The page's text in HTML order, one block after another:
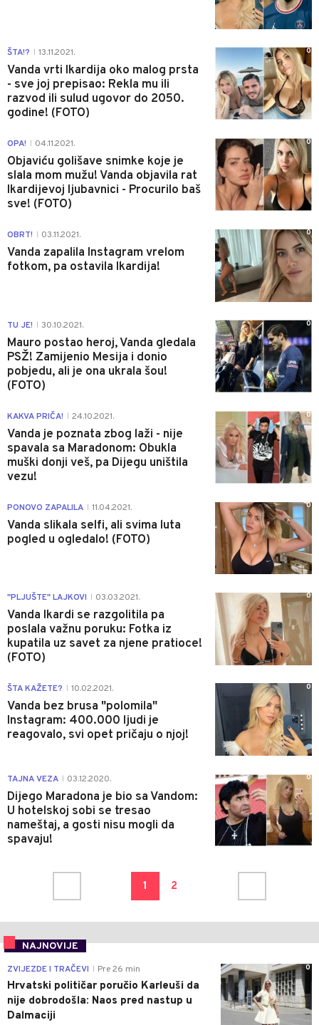
ŠTA!? 13.11.2021.
Vanda vrti Ikardija oko malog prsta
- sve joj prepisao: Rekla mu ili
razvod ili sulud ugovor do 2050.
godine! (FOTO)
0
OPA! 04.11.2021.
Objaviću golišave snimke koje je
slala mom mužu! Vanda objavila rat
Ikardijevoj ljubavnici - Procurilo baš
sve! (FOTO)
0
OBRT! 03.11.2021.
Vanda zapalila Instagram vrelom
fotkom, pa ostavila Ikardija!
0
TU JE! 30.10.2021.
Mauro postao heroj, Vanda gledala
PSŽ! Zamijenio Mesija i donio
pobjedu, ali je ona ukrala šou!
(FOTO)
0
KAKVA PRIČA! 24.10.2021.
Vanda je poznata zbog laži - nije
spavala sa Maradonom: Obukla
muški donji veš, pa Dijegu uništila
vezu!
0
PONOVO ZAPALILA 11.04.2021.
Vanda slikala selfi, ali svima luta
pogled u ogledalo! (FOTO)
0
"PLJUŠTE" LAJKOVI 03.03.2021.
Vanda Ikardi se razgolitila pa
poslala važnu poruku: Fotka iz
kupatila uz savet za njene pratioce!
(FOTO)
0
ŠTA KAŽETE? 10.02.2021.
Vanda bez brusa "polomila"
Instagram: 400.000 ljudi je
reagovalo, svi opet pričaju o njoj!
0
TAJNA VEZA 03.12.2020.
Dijego Maradona je bio sa Vandom:
U hotelskoj sobi se tresao
nameštaj, a gosti nisu mogli da
spavaju!
0
1 2
NAJNOVIJE
0
ZVIJEZDE I TRAČEVI Pre 26 min
Hrvatski političar poručio Karleuši da
nije dobrodošla: Naos pred nastup u
Dalmaciji